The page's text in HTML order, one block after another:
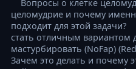
Вопросы о клетке
целомудрие и почему
подходит для этой задачи?
стать отличным вариантом
мастурбировать (NoFap)
Зачем это делать и почему